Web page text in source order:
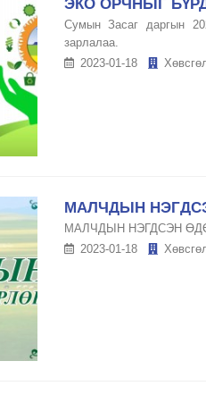
ЭКО ОРЧНЫГ
Сумын Засаг даргын
зарлалаа.
2023-01-18
МАЛЧДЫН
МАЛЧДЫН НЭГДСЭН
2023-01-18